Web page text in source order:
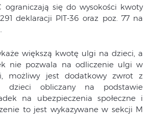
ograniczają się do wysokości kwoty
deklaracji PIT-36 oraz poz. 77 na
większą kwotę ulgi na dzieci, a
nie pozwala na odliczenie ulgi w
możliwy jest dodatkowy zwrot z
obliczany na podstawie
na ubezpieczenia społeczne i
to jest wykazywane w sekcji M